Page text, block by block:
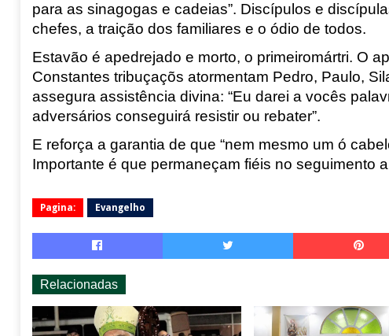
para as sinagogas e cadeias”. Discípulos e
chefes, a traição dos familiares e o ódio de todos.
Estavão é apedrejado e morto, o primeiromártri. O
Constantes tribuçaçõs atormentam Pedro, Paulo,
assegura assistência divina: “Eu darei a vocês
adversários conseguirá resistir ou rebater”.
E reforça a garantia de que “nem mesmo um ó
Importante é que permaneçam fiéis no seguimento
Pagina: Evangelho
Relacionadas